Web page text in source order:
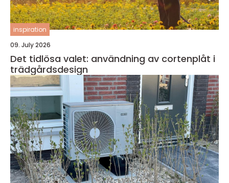
inspiration
09. July 2026
Det tidlösa valet: användning av cortenplåt i
trädgårdsdesign